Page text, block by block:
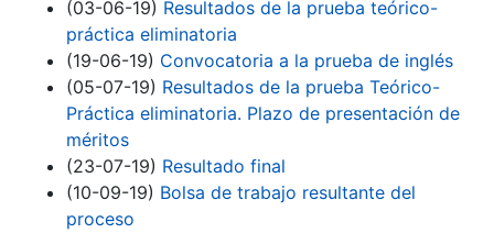
(03-06-19) Resultados de la prueba teórico-
práctica eliminatoria
(19-06-19) Convocatoria a la prueba de inglés
(05-07-19) Resultados de la prueba Teórico-
Práctica eliminatoria. Plazo de presentación de
méritos
(23-07-19) Resultado final
(10-09-19) Bolsa de trabajo resultante del
proceso